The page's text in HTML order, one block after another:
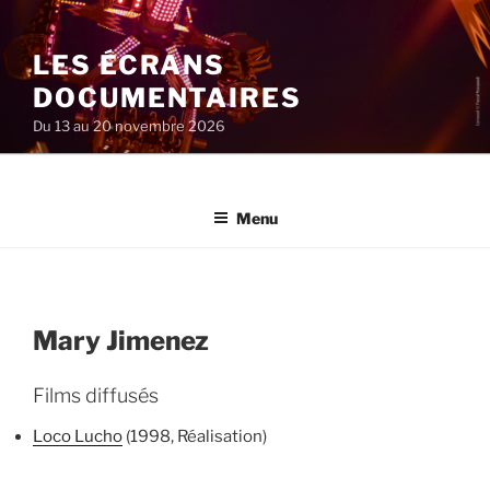
au
contenu
principal
LES ÉCRANS
DOCUMENTAIRES
Du 13 au 20 novembre 2026
Menu
Mary Jimenez
Films diffusés
Loco Lucho (1998, Réalisation)